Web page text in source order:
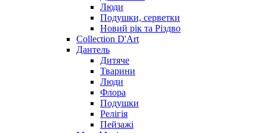
Люди
Подушки, серветки
Новий рік та Різдво
Collection D'Art
Дантель
Дитяче
Тварини
Люди
Флора
Подушки
Релігія
Пейзажі